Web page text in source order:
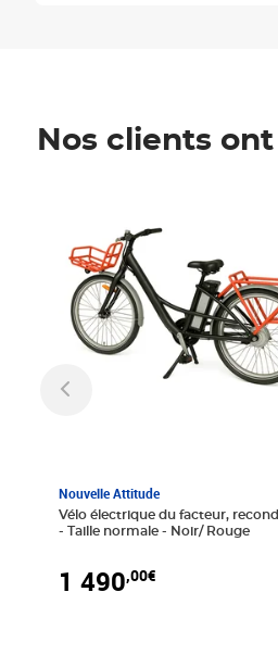
Nos clients
Nouvelle Attitude
Vélo électrique du facteur,
- Taille normale - Noir/ Rouge
1 490,00€